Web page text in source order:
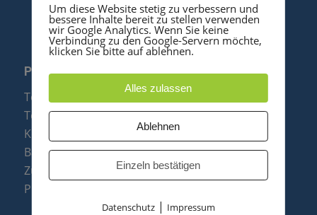
PRODUKTE
Telefonanlagen
Telefone
Konftel Konferenztelefone
Baugruppen
Zubehör & Ersatzteile
Produktzusammenfassung
Um diese Website stetig zu verbessern und
bessere Inhalte bereit zu stellen verwenden
wir Google Analytics. Wenn Sie keine
Verbindung zu den Google-Servern möchte,
klicken Sie bitte auf ablehnen.
Alles zulassen
Ablehnen
Einzeln bestätigen
Datenschutz| Impressum